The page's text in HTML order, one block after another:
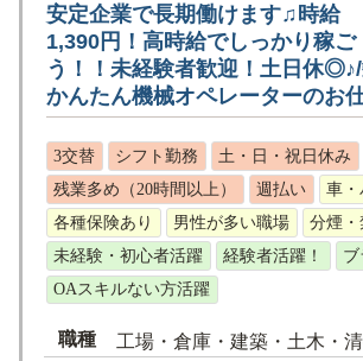
安定企業で長期働けます♫時給
1,390円！高時給でしっかり稼ご
う！！未経験者歓迎！土日休
かんたん機械オペレーターのお
3交替 シフト勤務
土・日・祝日休み
残業多め（20時間以上）
週払い
車・
各種保険あり
男性が多い職場 分煙・
未経験・初心者活躍
経験者活躍！
ブ
OAスキルない方活躍
職種 工場・倉庫・建築・土木・